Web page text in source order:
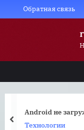
to
Обратная связь
Android не
Технологии
prev